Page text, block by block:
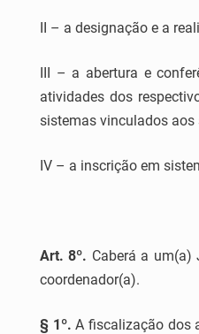
II – a designação e a
III – a abertura e
atividades dos
sistemas vinculados
IV – a inscrição em
Art. 8º. Caberá a um(a)
coordenador(a).
§ 1º. A fiscalização dos